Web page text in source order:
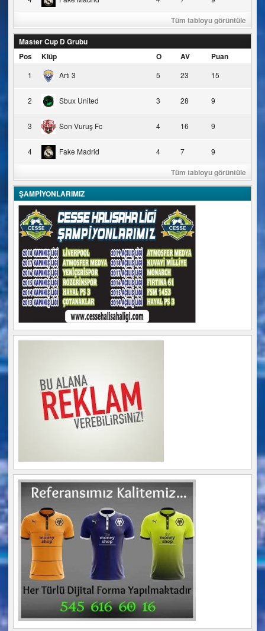
Tüm tabloyu görüntüle
Master Cup D Grubu
Pos
Klüp O AV Puan
1 Artı 3 5 23 15
2 Sbux United 3 28 9
3 Son Vuruş Fc 4 16 9
4 Fake Madrid 4 7 9
Tüm tabloyu görüntüle
ŞAMPİYONLARIMIZ